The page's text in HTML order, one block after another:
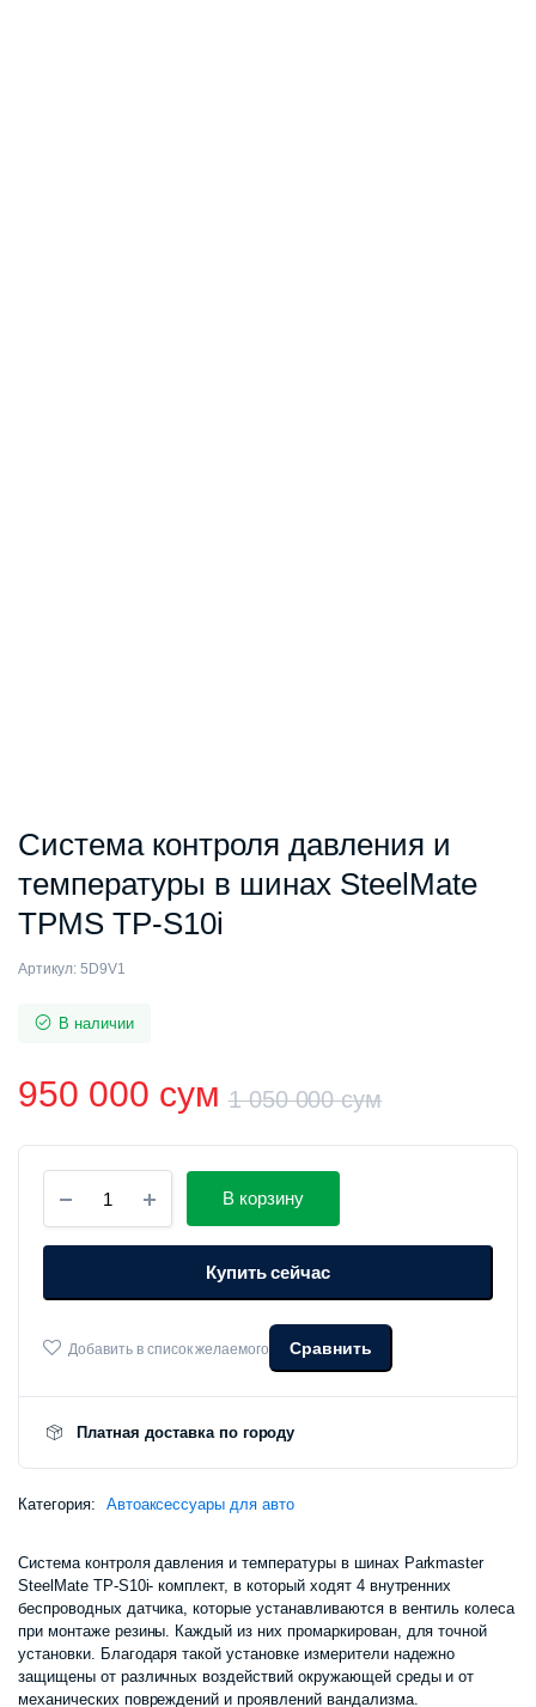
Система контроля давления и
температуры в шинах SteelMate
TPMS TP-S10i
Артикул: 5D9V1
В наличии
1 050 000сум
1
050
950 000 сум
Текущая
950
000 сум.
контроля
давления
и
в
SteelMate
количество
В корзину
Купить сейчас
Добавить в список желаемого Сравнить
Платная доставка по городу
Категория: Автоаксессуары для авто
Система контроля давления и температуры в шинах Parkmaster
SteelMate TP-S10i- комплект, в который ходят 4 внутренних
беспроводных датчика, которые устанавливаются в вентиль колеса
при монтаже резины. Каждый из них промаркирован, для точной
установки. Благодаря такой установке измерители надежно
защищены от различных воздействий окружающей среды и от
механических повреждений и проявлений вандализма.